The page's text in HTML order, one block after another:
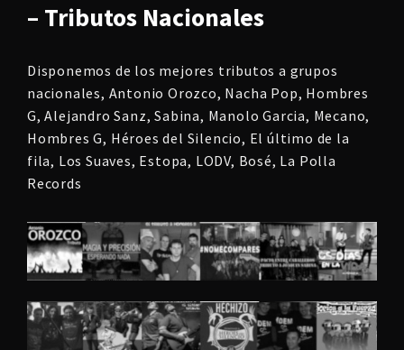
– Tributos Nacionales
Disponemos de los mejores tributos a grupos
nacionales, Antonio Orozco, Nacha Pop, Hombres
G, Alejandro Sanz, Sabina, Manolo Garcia, Mecano,
Hombres G, Héroes del Silencio, El último de la
fila, Los Suaves, Estopa, LODV, Bosé, La Polla
Records